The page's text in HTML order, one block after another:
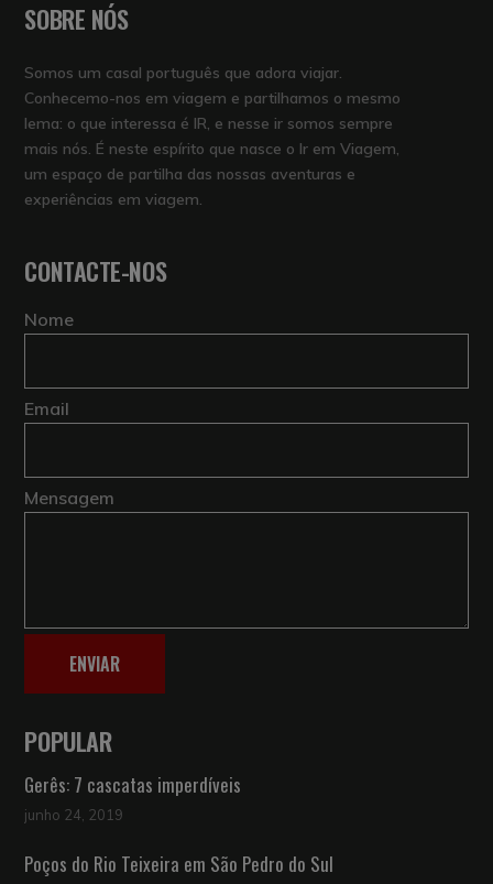
SOBRE NÓS
Somos um casal português que adora viajar.
Conhecemo-nos em viagem e partilhamos o mesmo
lema: o que interessa é IR, e nesse ir somos sempre
mais nós. É neste espírito que nasce o Ir em Viagem,
um espaço de partilha das nossas aventuras e
experiências em viagem.
CONTACTE-NOS
Nome
Email
Mensagem
ENVIAR
POPULAR
Gerês: 7 cascatas imperdíveis
junho 24, 2019
Poços do Rio Teixeira em São Pedro do Sul